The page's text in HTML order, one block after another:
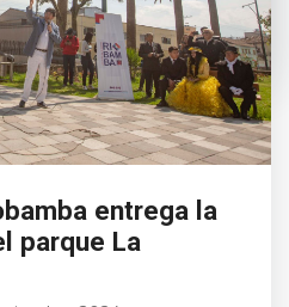
entrega la
parque La